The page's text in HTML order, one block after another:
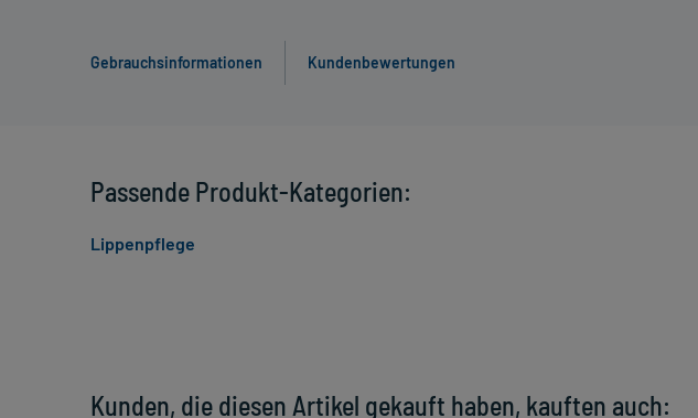
Gebrauchsinformationen Kundenbewertungen
Kunden, die diesen Artikel gekauft haben, kauften auch:
Passende Produkt-Kategorien:
Lippenpflege